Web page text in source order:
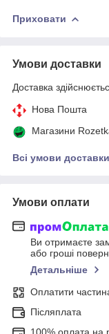
Приховати
Умови доставки
Доставка
Нова Пошта
Магазини
Всі умови доставки
Умови оплати
Ви отримаєте
або гроші
Детальніше
Оплатити
Післяплата